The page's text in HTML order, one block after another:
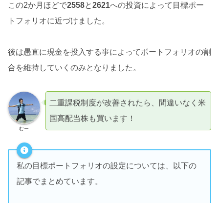
この2か月ほどで2558と2621への投資によって目標ポー
トフォリオに近づけました。
後は愚直に現金を投入する事によってポートフォリオの割
合を維持していくのみとなりました。
むー
二重課税制度が改善されたら、間違いなく米
国高配当株も買います！
私の目標ポートフォリオの設定については、以下の
記事でまとめています。